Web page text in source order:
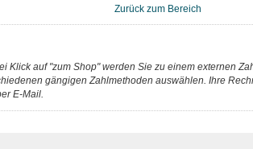
Zurück zum Bereich
Klick auf "zum Shop" werden Sie zu einem externen
gängigen Zahlmethoden auswählen. Ihre
E-Mail.